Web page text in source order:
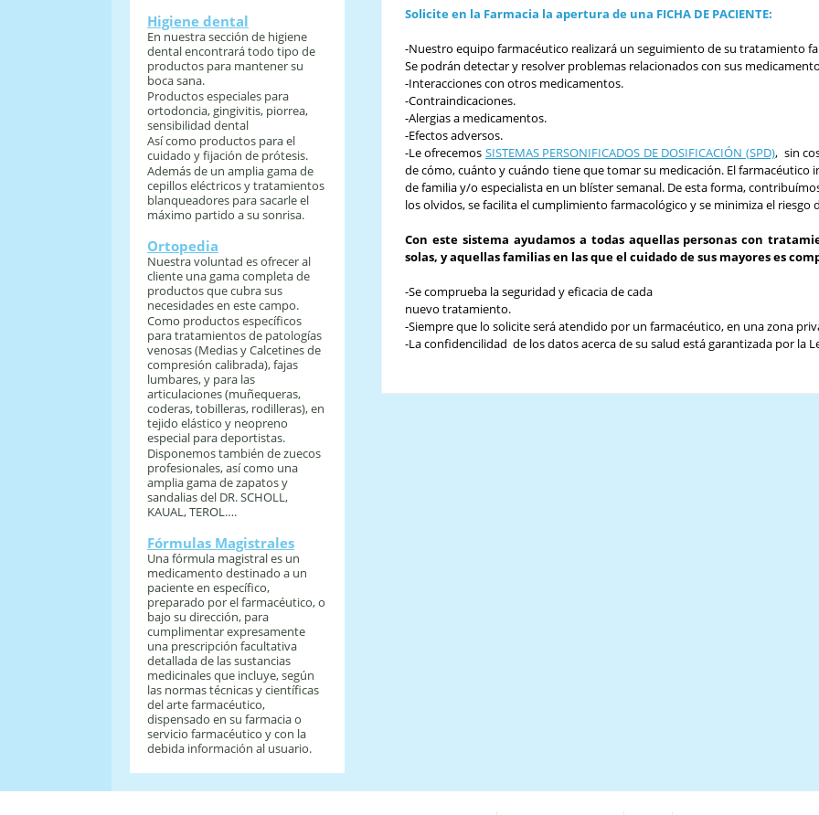
Higiene dental
En nuestra sección de higiene
dental encontrará todo tipo de
productos para mantener su
boca sana.
Productos especiales para
ortodoncia, gingivitis, piorrea,
sensibilidad dental
Así como productos para el
cuidado y fijación de prótesis.
Además de un amplia gama de
cepillos eléctricos y tratamientos
blanqueadores para sacarle el
máximo partido a su sonrisa.
Ortopedia
Nuestra voluntad es ofrecer al
cliente una gama completa de
productos que cubra sus
necesidades en este campo.
Como productos específicos
para tratamientos de patologías
venosas (Medias y Calcetines de
compresión calibrada), fajas
lumbares, y para las
articulaciones (muñequeras,
coderas, tobilleras, rodilleras), en
tejido elástico y neopreno
especial para deportistas.
Disponemos también de zuecos
profesionales, así como una
amplia gama de zapatos y
sandalias del DR. SCHOLL,
KAUAL, TEROL….
Fórmulas Magistrales
Una fórmula magistral es un
medicamento destinado a un
paciente en específico,
preparado por el farmacéutico, o
bajo su dirección, para
cumplimentar expresamente
una prescripción facultativa
detallada de las sustancias
medicinales que incluye, según
las normas técnicas y científicas
del arte farmacéutico,
dispensado en su farmacia o
servicio farmacéutico y con la
debida información al usuario.
¿Está usted siguiendo un tratamiento complejo?
¿Ha tenido alguna vez problemas de alergias o reacciones inesperadas a
Solicite en la Farmacia la apertura de una FICHA DE PACIENTE:
-Nuestro equipo farmacéutico realizará un seguimiento de su tratamiento
Se podrán detectar y resolver problemas relacionados con sus
-Interacciones con otros medicamentos.
-Contraindicaciones.
-Alergias a medicamentos.
-Efectos adversos.
-Le ofrecemos SISTEMAS PERSONIFICADOS DE DOSIFICACIÓN (SPD), sin
de cómo, cuánto y cuándo tiene que tomar su medicación. El
de familia y/o especialista en un blíster semanal. De esta forma,
los olvidos, se facilita el cumplimiento farmacológico y se minimiza el riesgo
Con este sistema ayudamos a todas aquellas personas con
solas, y aquellas familias en las que el cuidado de sus mayores es
-Se comprueba la seguridad y eficacia de cada
nuevo tratamiento.
-Siempre que lo solicite será atendido por un farmacéutico, en una zona
-La confidencilidad de los datos acerca de su salud está garantizada por la